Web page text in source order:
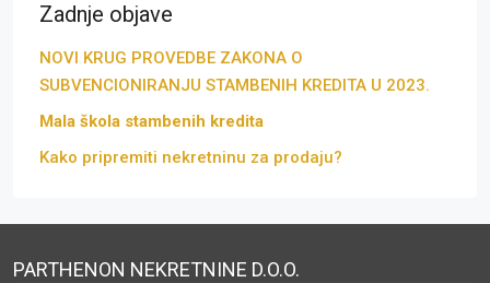
Zadnje objave
NOVI KRUG PROVEDBE ZAKONA O
SUBVENCIONIRANJU STAMBENIH KREDITA U 2023.
Mala škola stambenih kredita
Kako pripremiti nekretninu za prodaju?
PARTHENON NEKRETNINE D.O.O.